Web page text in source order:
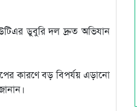
ডুবুরি দল দ্রুত অভিযান
কারণে বড় বিপর্যয় এড়ানো